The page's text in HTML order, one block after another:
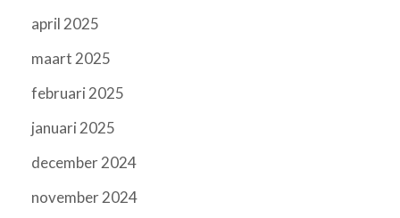
april 2025
maart 2025
februari 2025
januari 2025
december 2024
november 2024